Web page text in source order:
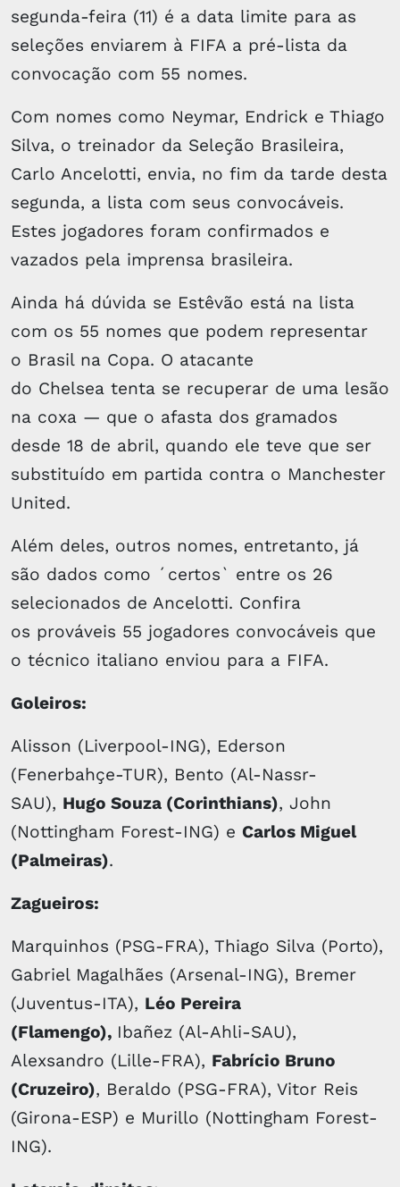
segunda-feira (11) é a data limite para as
seleções enviarem à FIFA a pré-lista da
convocação com 55 nomes.
Com nomes como Neymar, Endrick e Thiago
Silva, o treinador da Seleção Brasileira,
Carlo Ancelotti, envia, no fim da tarde desta
segunda, a lista com seus convocáveis.
Estes jogadores foram confirmados e
vazados pela imprensa brasileira.
Ainda há dúvida se Estêvão está na lista
com os 55 nomes que podem representar
o Brasil na Copa. O atacante
do Chelsea tenta se recuperar de uma lesão
na coxa — que o afasta dos gramados
desde 18 de abril, quando ele teve que ser
substituído em partida contra o Manchester
United.
Além deles, outros nomes, entretanto, já
são dados como ´certos` entre os 26
selecionados de Ancelotti. Confira
os prováveis 55 jogadores convocáveis que
o técnico italiano enviou para a FIFA.
Goleiros:
Alisson (Liverpool-ING), Ederson
(Fenerbahçe-TUR), Bento (Al-Nassr-
SAU), Hugo Souza (Corinthians), John
(Nottingham Forest-ING) e Carlos Miguel
(Palmeiras).
Zagueiros:
Marquinhos (PSG-FRA), Thiago Silva (Porto),
Gabriel Magalhães (Arsenal-ING), Bremer
(Juventus-ITA), Léo Pereira
(Flamengo), Ibañez (Al-Ahli-SAU),
Alexsandro (Lille-FRA), Fabrício Bruno
(Cruzeiro), Beraldo (PSG-FRA), Vitor Reis
(Girona-ESP) e Murillo (Nottingham Forest-
ING).